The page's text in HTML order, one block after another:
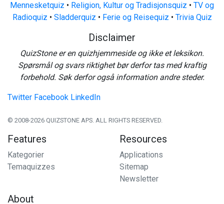
Mennesketquiz • Religion, Kultur og Tradisjonsquiz • TV og
Radioquiz • Sladderquiz • Ferie og Reisequiz • Trivia Quiz
Disclaimer
QuizStone er en quizhjemmeside og ikke et leksikon.
Spørsmål og svars riktighet bør derfor tas med kraftig
forbehold. Søk derfor også information andre steder.
Twitter Facebook LinkedIn
© 2008-2026 QUIZSTONE APS. ALL RIGHTS RESERVED.
Features
Kategorier
Temaquizzes
Resources
Applications
Sitemap
Newsletter
About